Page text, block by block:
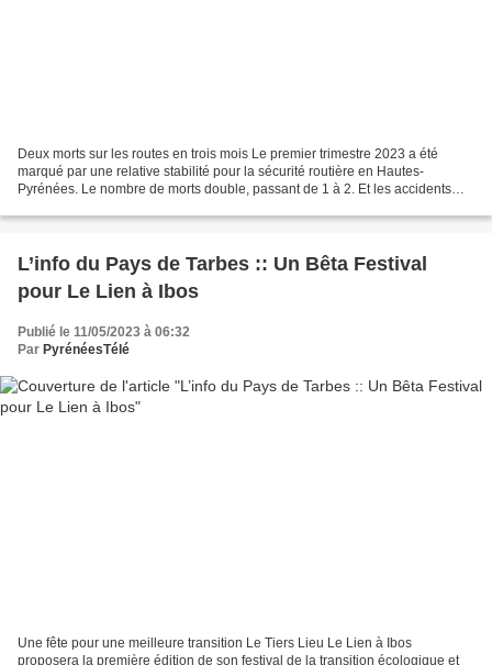
Deux morts sur les routes en trois mois Le premier trimestre 2023 a été
marqué par une relative stabilité pour la sécurité routière en Hautes-
Pyrénées. Le nombre de morts double, passant de 1 à 2. Et les accidents
L’info du Pays de Tarbes :: Un Bêta Festival
pour Le Lien à Ibos
Publié le 11/05/2023 à 06:32
Par PyrénéesTélé
Une fête pour une meilleure transition Le Tiers Lieu Le Lien à Ibos
proposera la première édition de son festival de la transition écologique et